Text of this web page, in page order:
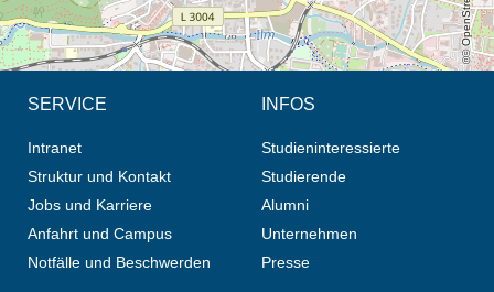
SERVICE
Intranet
Struktur und Kontakt
Jobs und Karriere
Anfahrt und Campus
Notfälle und Beschwerden
INFOS
Studieninteressierte
Studierende
Alumni
Unternehmen
Presse